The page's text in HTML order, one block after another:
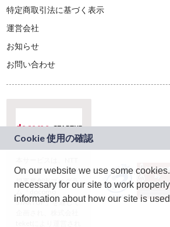
特定商取引法に基づく表示
運営会社
お知らせ
お問い合わせ
ドコモグループの新
規事業創出プログラ
ム「docomo
STARTUP」を通じて
On our website we use some
necessary for our site to work
information about how our site is